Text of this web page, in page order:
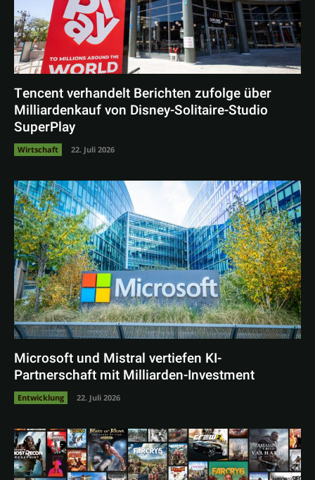
Tencent verhandelt Berichten zufolge über
Milliardenkauf von Disney-Solitaire-Studio
SuperPlay
Wirtschaft 22. Juli 2026
Microsoft und Mistral vertiefen KI-
Partnerschaft mit Milliarden-Investment
Entwicklung 22. Juli 2026